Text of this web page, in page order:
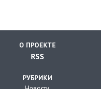
О ПРОЕКТЕ
RSS
РУБРИКИ